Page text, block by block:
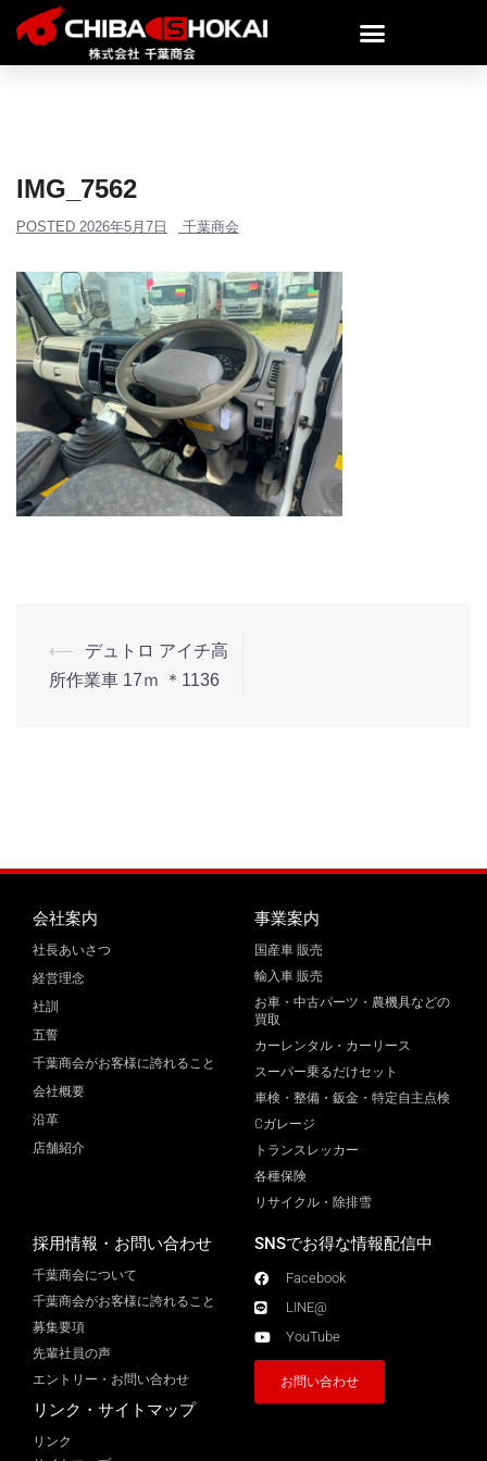
IMG_7562
POSTED 2026年5月7日 千葉商会
⟵
デュトロ アイチ高
所作業車 17ｍ ＊1136
会社案内
社長あいさつ
経営理念
社訓
五誓
千葉商会がお客様に誇れること
会社概要
沿革
店舗紹介
事業案内
国産車 販売
輸入車 販売
お車・中古パーツ・農機具などの
買取
カーレンタル・カーリース
スーパー乗るだけセット
車検・整備・鈑金・特定自主点検
Cガレージ
トランスレッカー
各種保険
リサイクル・除排雪
採用情報・お問い合わせ
千葉商会について
千葉商会がお客様に誇れること​
募集要項
先輩社員の声
エントリー・お問い合わせ
リンク・サイトマップ
リンク
SNSでお得な情報配信中
Facebook
LINE@
YouTube
お問い合わせ